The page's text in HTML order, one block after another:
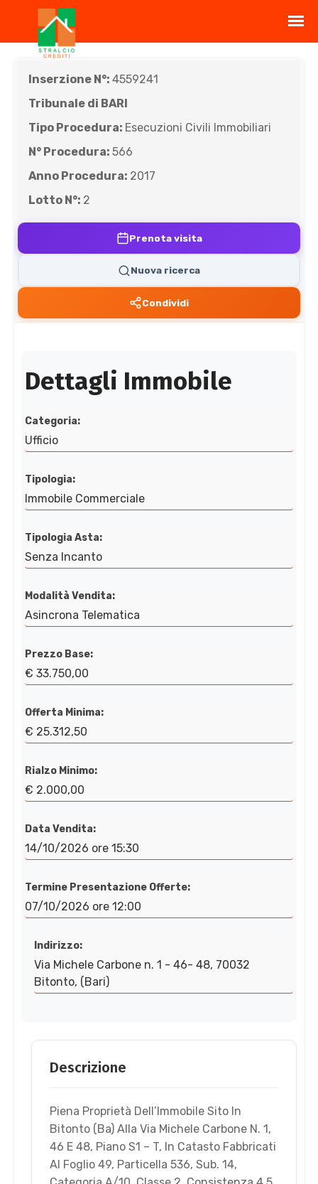
Inserzione N°: 4559241
Tribunale di BARI
Tipo Procedura: Esecuzioni Civili Immobiliari
N° Procedura: 566
Anno Procedura: 2017
Lotto N°: 2
Prenota visita
Nuova ricerca
Condividi
Dettagli Immobile
Categoria:
Ufficio
Tipologia:
Immobile Commerciale
Tipologia Asta:
Senza Incanto
Modalità Vendita:
Asincrona Telematica
Prezzo Base:
€ 33.750,00
Offerta Minima:
€ 25.312,50
Rialzo Minimo:
€ 2.000,00
Data Vendita:
14/10/2026 ore 15:30
Termine Presentazione Offerte:
07/10/2026 ore 12:00
Indirizzo:
Via Michele Carbone n. 1 - 46- 48, 70032
Bitonto, (Bari)
Descrizione
Piena Proprietà Dell’Immobile Sito In
Bitonto (Ba) Alla Via Michele Carbone N. 1,
46 E 48, Piano S1 – T, In Catasto Fabbricati
Al Foglio 49, Particella 536, Sub. 14,